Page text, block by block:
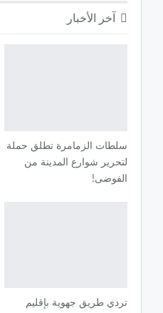
آخر الأخبار
سلطات الزمامرة تطلق حملة
لتحرير شوارع المدينة من
الفوضى!
تردي طريق جهوية بإقليم